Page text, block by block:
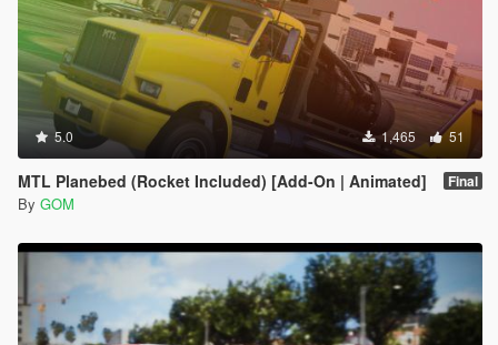
5.0 1,465 51
MTL Planebed (Rocket Included) [Add-On | Animated] Final
By GOM